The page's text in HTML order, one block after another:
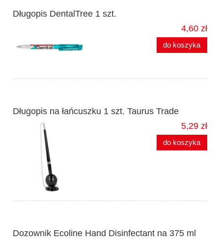
Długopis DentalTree 1 szt.
4,60 zł
do koszyka
Długopis na łańcuszku 1 szt. Taurus Trade
5,29 zł
do koszyka
Dozownik Ecoline Hand Disinfectant na 375 ml